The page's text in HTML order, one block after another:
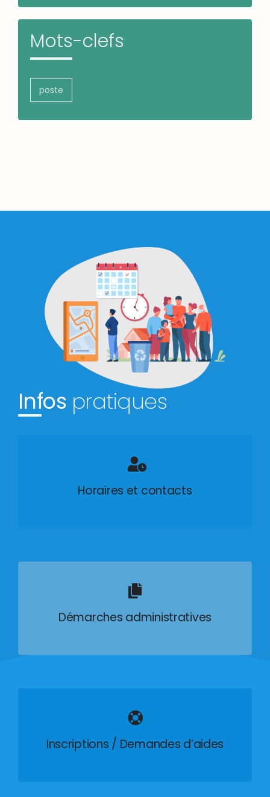
Mots-clefs
poste
Infos pratiques
Horaires et contacts
Démarches administratives
Inscriptions / Demandes d’aides